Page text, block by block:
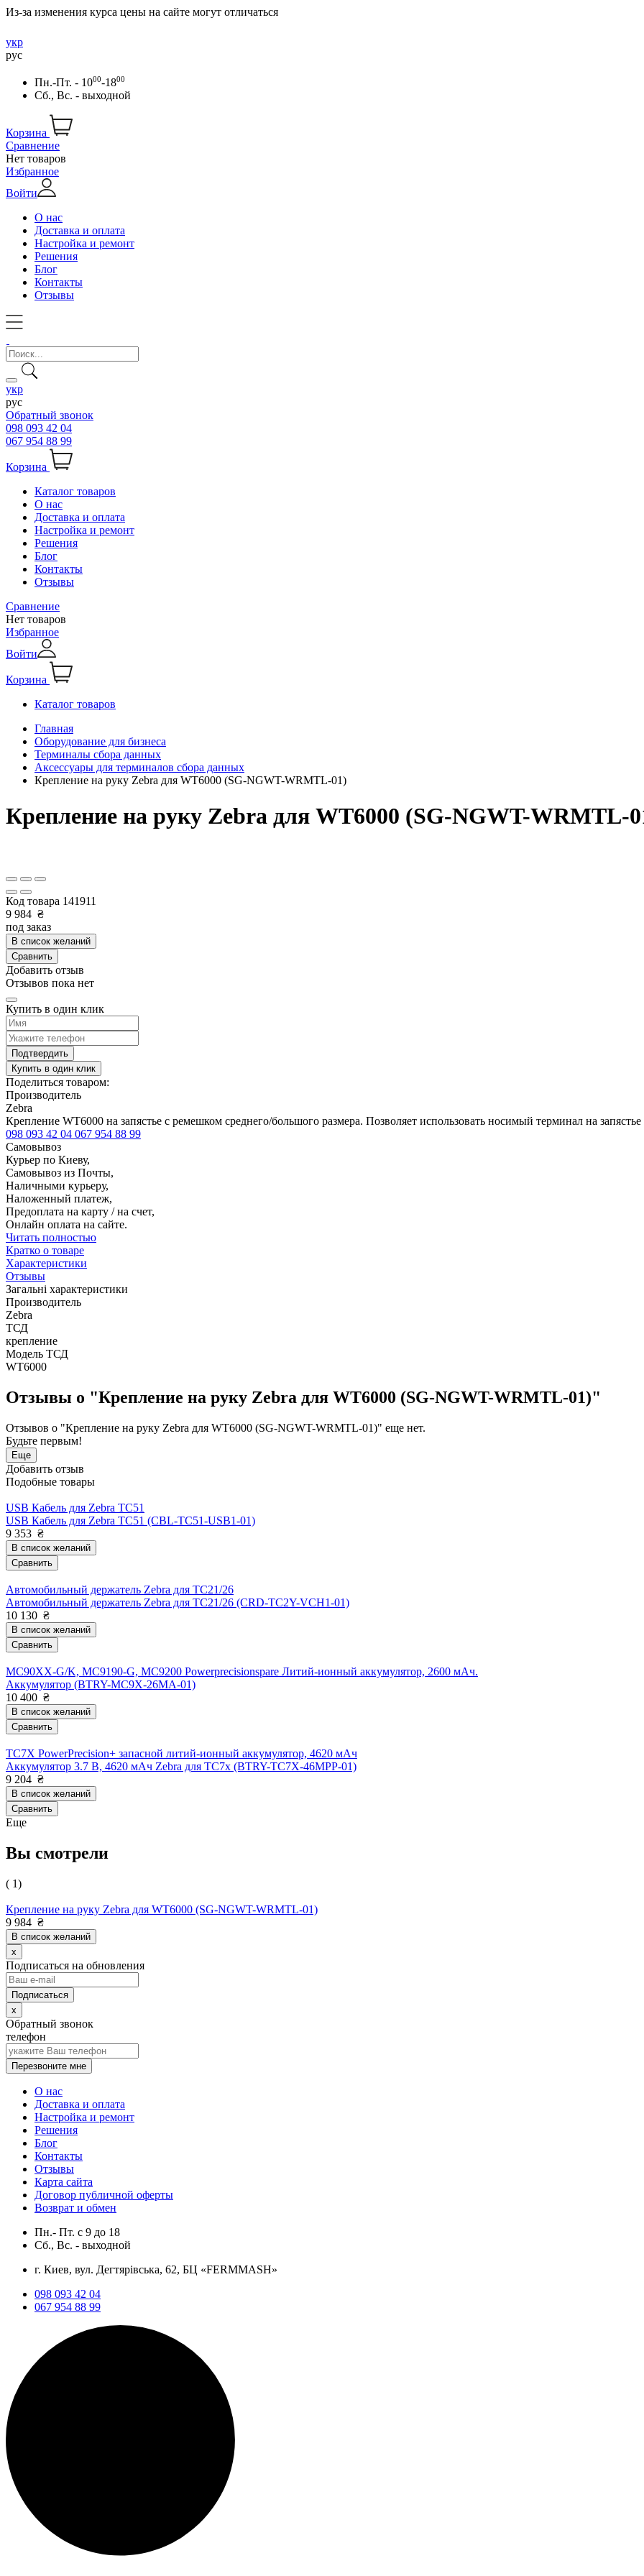
Из-за изменения курса цены на сайте могут отличаться
укр
рус
Пн.-Пт. - 1000-1800
Сб., Вс. - выходной
Корзина
Сравнение
Нет товаров
Избранное
Войти
О нас
Доставка и оплата
Настройка и ремонт
Решения
Блог
Контакты
Отзывы
укр
рус
Обратный звонок
098 093 42 04
067 954 88 99
Корзина
Каталог товаров
О нас
Доставка и оплата
Настройка и ремонт
Решения
Блог
Контакты
Отзывы
Сравнение
Нет товаров
Избранное
Войти
Корзина
Каталог товаров
Главная
Оборудование для бизнеса
Терминалы сбора данных
Аксессуары для терминалов сбора данных
Крепление на руку Zebra для WT6000 (SG-NGWT-WRMTL-01)
Крепление на руку Zebra для WT6000 (SG-NGWT-WRMTL-
Код товара 141911
9 984 ₴
под заказ
В список желаний
Сравнить
Добавить отзыв
Отзывов пока нет
Купить в один клик
Подтвердить
Купить в один клик
Поделиться товаром:
Производитель
Zebra
Крепление WT6000 на запястье с ремешком среднего/большого размера. Позволяет использовать носимый терминал на запястье
098 093 42 04 067 954 88 99
Самовывоз
Курьер по Киеву,
Самовывоз из Почты,
Наличными курьеру,
Наложенный платеж,
Предоплата на карту / на счет,
Онлайн оплата на сайте.
Читать полностью
Кратко о товаре
Характеристики
Отзывы
Загальні характеристики
Производитель
Zebra
ТСД
крепление
Модель ТСД
WT6000
Отзывы о "Крепление на руку Zebra для WT6000 (SG-NGWT-WRMTL-01)"
Отзывов о "Крепление на руку Zebra для WT6000 (SG-NGWT-WRMTL-01)" еще нет.
Будьте первым!
Еще
Добавить отзыв
Подобные товары
USB Кабель для Zebra TC51
USB Кабель для Zebra TC51 (CBL-TC51-USB1-01)
9 353 ₴
В список желаний
Сравнить
Автомобильный держатель Zebra для TC21/26
Автомобильный держатель Zebra для TC21/26 (CRD-TC2Y-VCH1-01)
10 130 ₴
В список желаний
Сравнить
MC90XX-G/K, MC9190-G, MC9200 Powerprecisionspare Литий-ионный аккумулятор, 2600 мАч.
Аккумулятор (BTRY-MC9X-26MA-01)
10 400 ₴
В список желаний
Сравнить
TC7X PowerPrecision+ запасной литий-ионный аккумулятор, 4620 мАч
Аккумулятор 3.7 В, 4620 мАч Zebra для TC7x (BTRY-TC7X-46MPP-01)
9 204 ₴
В список желаний
Сравнить
Еще
Вы смотрели
( 1)
Крепление на руку Zebra для WT6000 (SG-NGWT-WRMTL-01)
9 984 ₴
В список желаний
x
Подписаться на обновления
x
Обратный звонок
телефон
Перезвоните мне
О нас
Доставка и оплата
Настройка и ремонт
Решения
Блог
Контакты
Отзывы
Карта сайта
Договор публичной оферты
Возврат и обмен
Пн.- Пт. с 9 до 18
Сб., Вс. - выходной
г. Киев, вул. Дегтярівська, 62, БЦ «FERMMASH»
098 093 42 04
067 954 88 99